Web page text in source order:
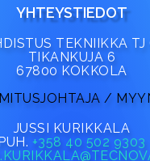
YHTEYSTIEDOT
TEKNIIKKA TJ
TIKANKUJA 6
67800 KOKKOLA
/
JUSSI KURIKKALA
PUH. +358 40 502 9303